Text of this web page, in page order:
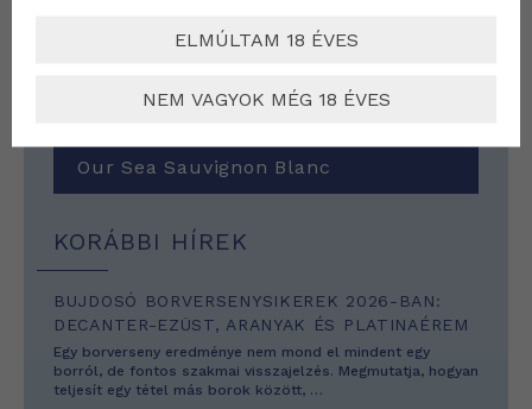
Our Sea Sauvignon Blanc
KORÁBBI HÍREK
BUJDOSÓ BORVERSENYSIKEREK 2026-BAN:
DECANTER-EZÜST, ARANYAK ÉS PLATINAÉREM
Egy borverseny eredménye nem mond el mindent egy
borról, de fontos szakmai visszajelzés. Megmutatja, hogyan
teljesít egy tétel más borok között, …
ELMÚLTAM 18 ÉVES
NEM VAGYOK MÉG 18 ÉVES